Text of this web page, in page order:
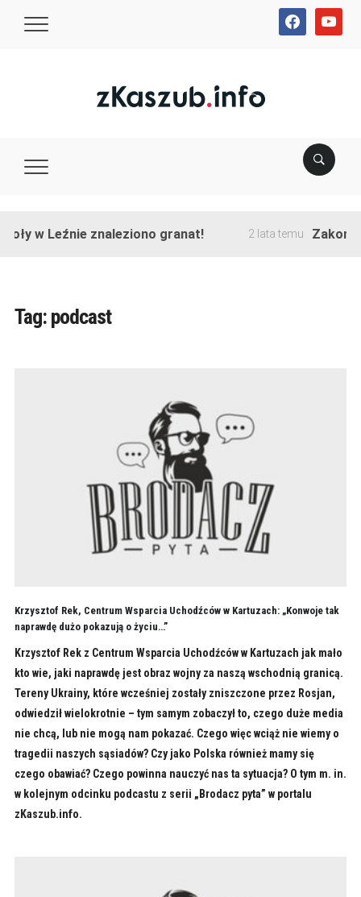
facebookyoutube
w Leźnie znaleziono granat! 2 lata temu
Tag: podcast
Krzysztof Rek, Centrum Wsparcia Uchodźców w Kartuzach: „Konwoje tak
naprawdę dużo pokazują o życiu…”
Krzysztof Rek z Centrum Wsparcia Uchodźców w Kartuzach jak mało
kto wie, jaki naprawdę jest obraz wojny za naszą wschodnią granicą.
Tereny Ukrainy, które wcześniej zostały zniszczone przez Rosjan,
odwiedził wielokrotnie – tym samym zobaczył to, czego duże media
nie chcą, lub nie mogą nam pokazać. Czego więc wciąż nie wiemy o
tragedii naszych sąsiadów? Czy jako Polska również mamy się
czego obawiać? Czego powinna nauczyć nas ta sytuacja? O tym m. in.
w kolejnym odcinku podcastu z serii „Brodacz pyta” w portalu
zKaszub.info.